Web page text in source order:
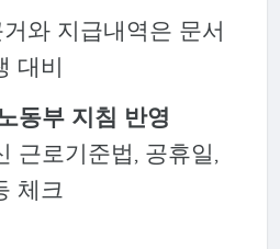
와 지급내역은 문서
대비
동부 지침 반영
근로기준법, 공휴일,
체크